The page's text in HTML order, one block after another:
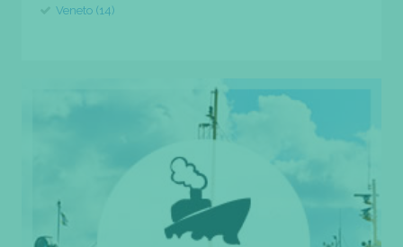
Veneto (14)